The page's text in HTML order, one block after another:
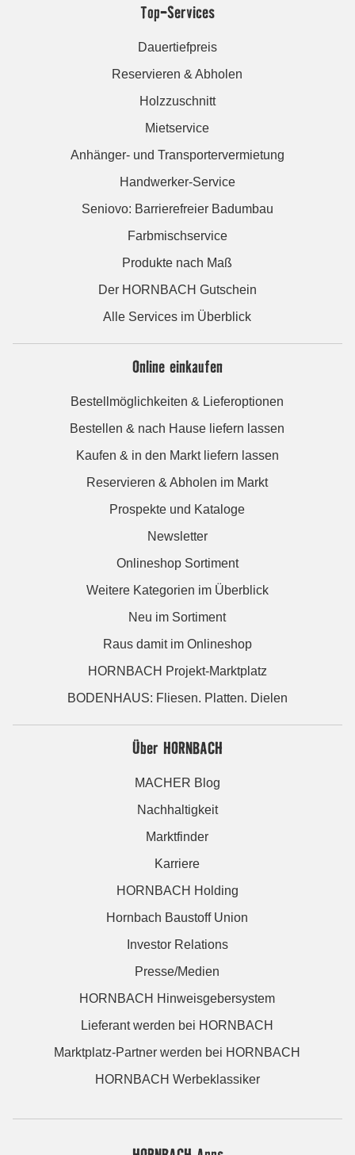
Top-Services
Dauertiefpreis
Reservieren & Abholen
Holzzuschnitt
Mietservice
Anhänger- und Transportervermietung
Handwerker-Service
Seniovo: Barrierefreier Badumbau
Farbmischservice
Produkte nach Maß
Der HORNBACH Gutschein
Alle Services im Überblick
Online einkaufen
Bestellmöglichkeiten & Lieferoptionen
Bestellen & nach Hause liefern lassen
Kaufen & in den Markt liefern lassen
Reservieren & Abholen im Markt
Prospekte und Kataloge
Newsletter
Onlineshop Sortiment
Weitere Kategorien im Überblick
Neu im Sortiment
Raus damit im Onlineshop
HORNBACH Projekt-Marktplatz
BODENHAUS: Fliesen. Platten. Dielen
Über HORNBACH
MACHER Blog
Nachhaltigkeit
Marktfinder
Karriere
HORNBACH Holding
Hornbach Baustoff Union
Investor Relations
Presse/Medien
HORNBACH Hinweisgebersystem
Lieferant werden bei HORNBACH
Marktplatz-Partner werden bei HORNBACH
HORNBACH Werbeklassiker